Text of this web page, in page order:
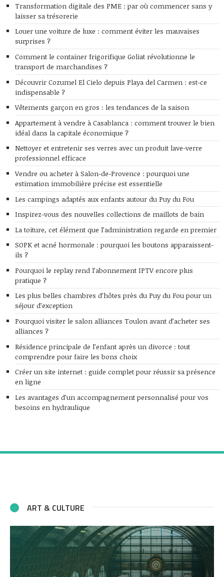
Transformation digitale des PME : par où commencer sans y
laisser sa trésorerie
Louer une voiture de luxe : comment éviter les mauvaises
surprises ?
Comment le container frigorifique Goliat révolutionne le
transport de marchandises ?
Découvrir Cozumel El Cielo depuis Playa del Carmen : est-ce
indispensable ?
Vêtements garçon en gros : les tendances de la saison
Appartement à vendre à Casablanca : comment trouver le bien
idéal dans la capitale économique ?
Nettoyer et entretenir ses verres avec un produit lave-verre
professionnel efficace
Vendre ou acheter à Salon-de-Provence : pourquoi une
estimation immobilière précise est essentielle
Les campings adaptés aux enfants autour du Puy du Fou
Inspirez-vous des nouvelles collections de maillots de bain
La toiture, cet élément que l’administration regarde en premier
SOPK et acné hormonale : pourquoi les boutons apparaissent-
ils ?
Pourquoi le replay rend l’abonnement IPTV encore plus
pratique ?
Les plus belles chambres d’hôtes près du Puy du Fou pour un
séjour d’exception
Pourquoi visiter le salon alliances Toulon avant d’acheter ses
alliances ?
Résidence principale de l’enfant après un divorce : tout
comprendre pour faire les bons choix
Créer un site internet : guide complet pour réussir sa présence
en ligne
Les avantages d’un accompagnement personnalisé pour vos
besoins en hydraulique
ART & CULTURE